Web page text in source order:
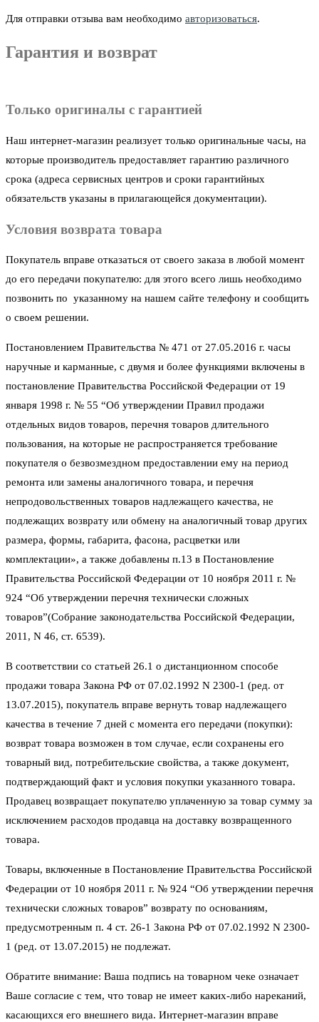
Для отправки отзыва вам необходимо авторизоваться.
Гарантия и возврат
Только оригиналы с гарантией
Наш интернет-магазин реализует только оригинальные часы, на
которые производитель предоставляет гарантию различного
срока (адреса сервисных центров и сроки гарантийных
обязательств указаны в прилагающейся документации).
Условия возврата товара
Покупатель вправе отказаться от своего заказа в любой момент
до его передачи покупателю: для этого всего лишь необходимо
позвонить по указанному на нашем сайте телефону и сообщить
о своем решении.
Постановлением Правительства № 471 от 27.05.2016 г. часы
наручные и карманные, с двумя и более функциями включены в
постановление Правительства Российской Федерации от 19
января 1998 г. № 55 “Об утверждении Правил продажи
отдельных видов товаров, перечня товаров длительного
пользования, на которые не распространяется требование
покупателя о безвозмездном предоставлении ему на период
ремонта или замены аналогичного товара, и перечня
непродовольственных товаров надлежащего качества, не
подлежащих возврату или обмену на аналогичный товар других
размера, формы, габарита, фасона, расцветки или
комплектации», а также добавлены п.13 в Постановление
Правительства Российской Федерации от 10 ноября 2011 г. №
924 “Об утверждении перечня технически сложных
товаров”(Собрание законодательства Российской Федерации,
2011, N 46, ст. 6539).
В соответствии со статьей 26.1 о дистанционном способе
продажи товара Закона РФ от 07.02.1992 N 2300-1 (ред. от
13.07.2015), покупатель вправе вернуть товар надлежащего
качества в течение 7 дней с момента его передачи (покупки):
возврат товара возможен в том случае, если сохранены его
товарный вид, потребительские свойства, а также документ,
подтверждающий факт и условия покупки указанного товара.
Продавец возвращает покупателю уплаченную за товар сумму за
исключением расходов продавца на доставку возвращенного
товара.
Товары, включенные в Постановление Правительства Российской
Федерации от 10 ноября 2011 г. № 924 “Об утверждении перечня
технически сложных товаров” возврату по основаниям,
предусмотренным п. 4 ст. 26-1 Закона РФ от 07.02.1992 N 2300-
1 (ред. от 13.07.2015) не подлежат.
Обратите внимание: Ваша подпись на товарном чеке означает
Ваше согласие с тем, что товар не имеет каких-либо нареканий,
касающихся его внешнего вида. Интернет-магазин вправе